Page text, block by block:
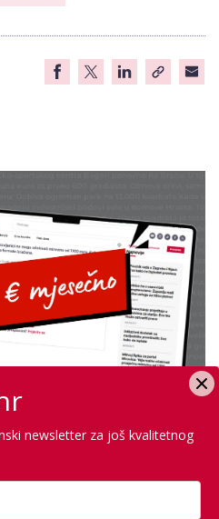
ovog ljeta:
3,99 € mjesečno
newsletter za još kvalitetnog